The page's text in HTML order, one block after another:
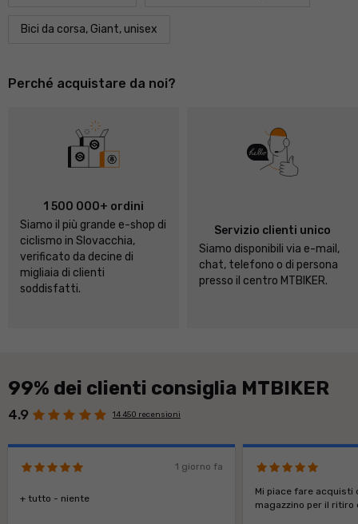
Bici da corsa, Giant, unisex
Perché acquistare da noi?
1 500 000+ ordini
Siamo il più grande e-shop di
ciclismo in Slovacchia,
verificato da decine di
migliaia di clienti
soddisfatti.
Servizio clienti unico
Siamo disponibili via e-mail,
chat, telefono o di persona
presso il centro MTBIKER.
99% dei clienti consiglia MTBIKER
4.9 14 450 recensioni
1 giorno fa
+ tutto - niente
Mi piace fare acquisti
magazzino per il ritiro